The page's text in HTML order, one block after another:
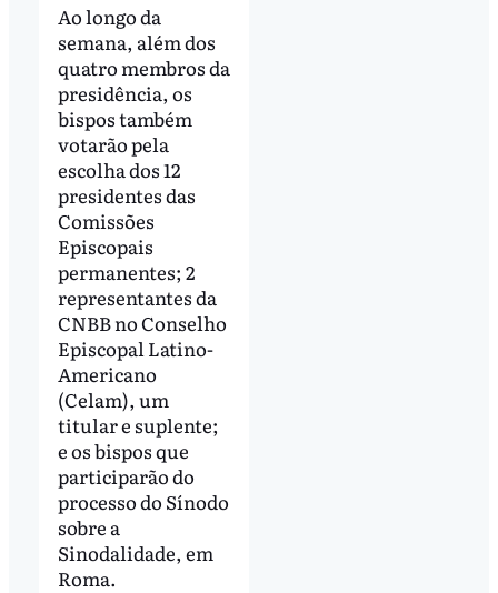
Ao longo da
semana, além dos
quatro membros da
presidência, os
bispos também
votarão pela
escolha dos 12
presidentes das
Comissões
Episcopais
permanentes; 2
representantes da
CNBB no Conselho
Episcopal Latino-
Americano
(Celam), um
titular e suplente;
e os bispos que
participarão do
processo do Sínodo
sobre a
Sinodalidade, em
Roma.